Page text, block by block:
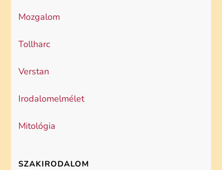
Mozgalom
Tollharc
Verstan
Irodalomelmélet
Mitológia
SZAKIRODALOM